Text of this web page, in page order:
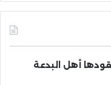
أهل البدعة